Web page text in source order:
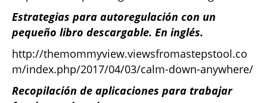
Estrategias para autoregulación con un
pequeño libro descargable. En inglés.
http://themommyview.viewsfromastepstool.co
m/index.php/2017/04/03/calm-down-anywhere/
Recopilación de aplicaciones para trabajar